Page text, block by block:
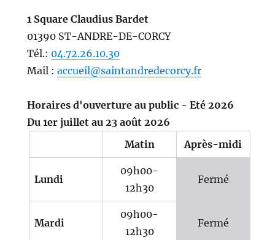
1 Square Claudius Bardet
01390 ST-ANDRE-DE-CORCY
Tél.: 04.72.26.10.30
Mail : accueil@saintandredecorcy.fr
Horaires d'ouverture au public - Eté 2026
Du 1er juillet au 23 août 2026
Matin
Après-midi
Lundi
09h00-
12h30
Fermé
Mardi
09h00-
12h30
Fermé